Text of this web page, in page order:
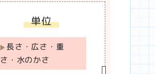
単位
長さ・広さ・重
さ・水のかさ